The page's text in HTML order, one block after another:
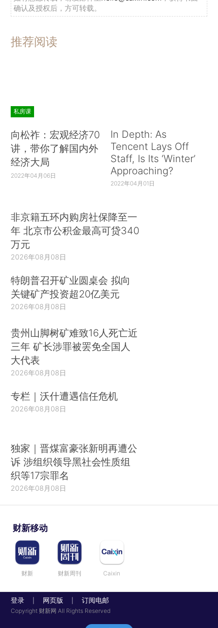
确认及授权后，方可转载。
推荐阅读
私房课
向松祚：宏观经济70
讲，带你了解国内外
经济大局
2022年04月06日
In Depth: As
Tencent Lays Off
Staff, Is Its ‘Winter’
Approaching?
2022年04月01日
非京籍五环内购房社保降至一
年 北京市公积金最高可贷340
万元
2026年08月08日
特朗普召开矿业圆桌会 拟向
关键矿产投资超20亿美元
2026年08月08日
贵州山脚树矿难致16人死亡近
三年 矿长涉罪被罢免全国人
大代表
2026年08月08日
专栏｜沃什遭遇信任危机
2026年08月08日
独家｜晋煤富豪张新明再遭公
诉 涉组织领导黑社会性质组
织等17宗罪名
2026年08月08日
财新移动
财新 财新周刊 Caixin
登录 网页版 订阅电邮
Copyright 财新网 All Rights Reserved